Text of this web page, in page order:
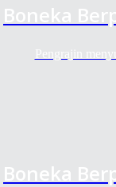
Boneka
Pengrajin
Boneka